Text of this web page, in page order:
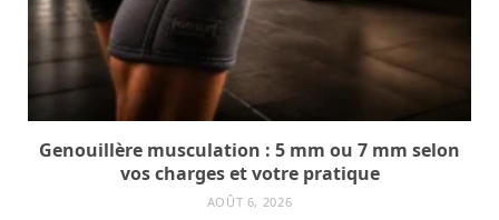
Genouillère musculation : 5 mm ou 7 mm selon
vos charges et votre pratique
AOÛT 6, 2026